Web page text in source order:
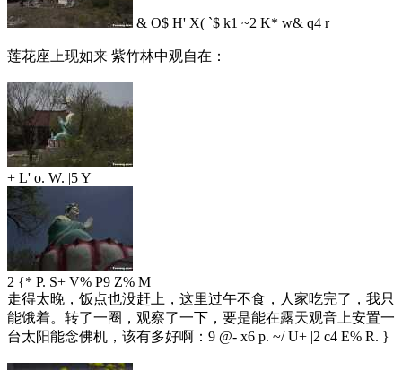
& O$ H' X( `$ k1 ~2 K* w& q4 r
莲花座上现如来 紫竹林中观自在：
+ L' o. W. |5 Y
2 {* P. S+ V% P9 Z% M
走得太晚，饭点也没赶上，这里过午不食，人家吃完了，我只
能饿着。转了一圈，观察了一下，要是能在露天观音上安置一
台太阳能念佛机，该有多好啊： 9 @- x6 p. ~/ U+ |2 c4 E% R. }